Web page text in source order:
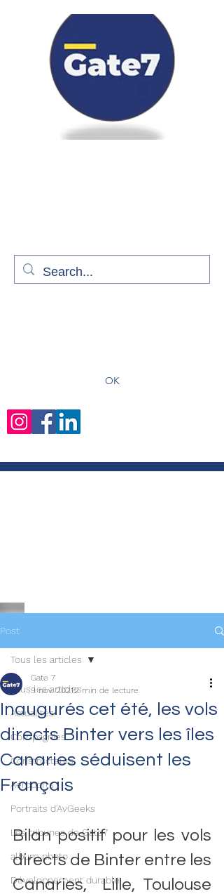
OK
Post
Tous les articles
Actualités
Compagnies
Constructeurs
Aéroports
Portraits d'AvGeeks
Les tribunes de Gate7
album photo
Développement durable
Tous les articles
Inaugurés cet été, les vols
directs Binter vers les îles
Canaries séduisent les
Français
Gate 7
9 nov. 20212 min de lecture
Bilan positif pour les vols
directs de Binter entre les
Canaries,  Lille, Toulouse